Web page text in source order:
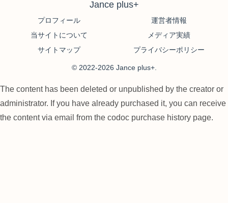
Jance plus+
プロフィール
運営者情報
当サイトについて
メディア実績
サイトマップ
プライバシーポリシー
© 2022-2026 Jance plus+.
The content has been deleted or unpublished by the creator or
administrator. If you have already purchased it, you can receive
the content via email from the codoc purchase history page.